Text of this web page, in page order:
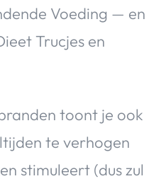
Voeding — en
Trucjes en
toont je ook
te verhogen
stimuleert (dus zul